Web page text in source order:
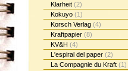
Klarheit (2)
Kokuyo (1)
Korsch Verlag (4)
Kraftpapier (8)
KV&H (4)
L'espiral del paper (2)
La Compagnie du Kraft (1)